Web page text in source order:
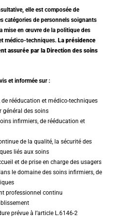
elle est composée de
catégories de personnels soignants
mise en œuvre de la politique des
médico-techniques.La présidence
assurée par la Direction des soins
et informée sur :
rééducation et médico-techniques
général des soins
infirmiers, de rééducation et
de la qualité, la sécurité des
liés aux soins
et de prise en charge des usagers
le domaine des soins infirmiers, de
professionnel continu
prévue à l’article L.6146-2